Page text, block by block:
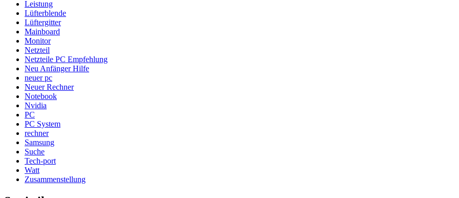
Leistung
Lüfterblende
Lüftergitter
Mainboard
Monitor
Netzteil
Netzteile PC Empfehlung
Neu Anfänger Hilfe
neuer pc
Neuer Rechner
Notebook
Nvidia
PC
PC System
rechner
Samsung
Suche
Tech-port
Watt
Zusammenstellung